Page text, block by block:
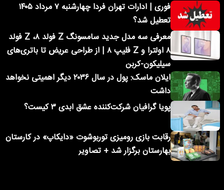
فوری | ادارات تهران فردا چهارشنبه ۷ مرداد ۱۴۰۵
تعطیل شد؟
معرفی سه مدل جدید سامسونگ Z فولد ۸، Z فولد
۸ اولترا و Z فلیپ ۸ | از طراحی عریض تا باتری‌های
سیلیکون-کربن
ایلان ماسک: پول در سال ۲۰۳۶ دیگر اهمیتی نخواهد
داشت
پویا گرافیان شرکت‌کننده عشق ابدی ۳ کیست؟
رقابت بازی رومیزی توربوشوت «دایکاپ» در کارستان
بهارستان برگزار شد + تصاویر